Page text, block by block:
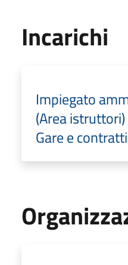
Incarichi
Impiegato
(Area
Gare e contratti